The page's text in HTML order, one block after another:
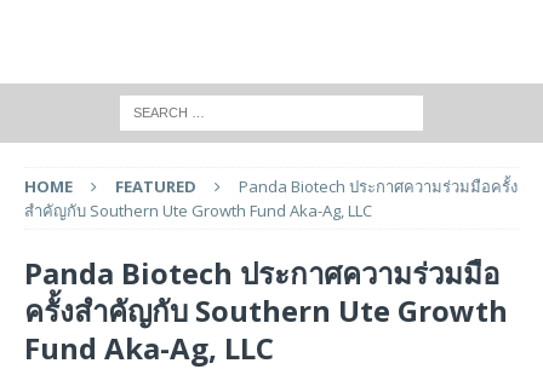
HOME FEATURED
Panda Biotech ประกาศความร่วมมือครั้ง
สำคัญกับ Southern Ute Growth Fund Aka-Ag, LLC
Panda Biotech ประกาศความร่วมมือ
ครั้งสำคัญกับ Southern Ute Growth
Fund Aka-Ag, LLC